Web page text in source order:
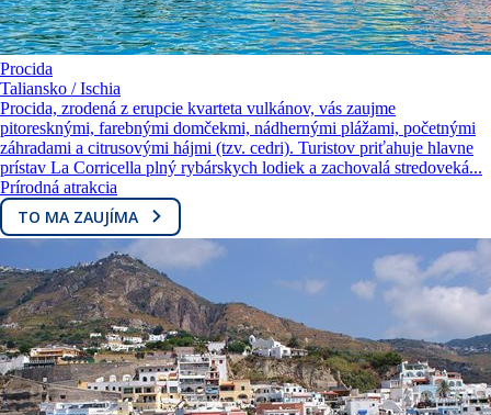
Procida
Taliansko / Ischia
Procida, zrodená z erupcie kvarteta vulkánov, vás zaujme
pitoresknými, farebnými domčekmi, nádhernými plážami, početnými
záhradami a citrusovými hájmi (tzv. cedri). Turistov priťahuje hlavne
prístav La Corricella plný rybárskych lodiek a zachovalá stredoveká...
Prírodná atrakcia
TO MA ZAUJÍMA